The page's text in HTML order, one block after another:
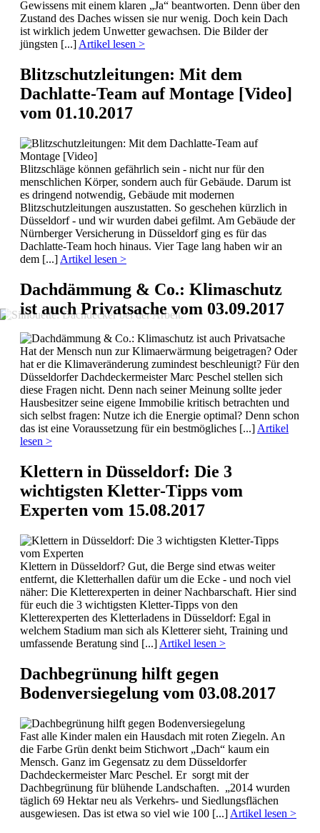
Gewissens mit einem klaren „Ja“ beantworten. Denn über den
Zustand des Daches wissen sie nur wenig. Doch kein Dach
ist wirklich jedem Unwetter gewachsen. Die Bilder der
jüngsten [...] Artikel lesen >
Blitzschutzleitungen: Mit dem
Dachlatte-Team auf Montage [Video]
vom 01.10.2017
Blitzschläge können gefährlich sein - nicht nur für den
menschlichen Körper, sondern auch für Gebäude. Darum ist
es dringend notwendig, Gebäude mit modernen
Blitzschutzleitungen auszustatten. So geschehen kürzlich in
Düsseldorf - und wir wurden dabei gefilmt. Am Gebäude der
Nürnberger Versicherung in Düsseldorf ging es für das
Dachlatte-Team hoch hinaus. Vier Tage lang haben wir an
dem [...] Artikel lesen >
Dachdämmung & Co.: Klimaschutz
ist auch Privatsachevom 03.09.2017
Hat der Mensch nun zur Klimaerwärmung beigetragen? Oder
hat er die Klimaveränderung zumindest beschleunigt? Für den
Düsseldorfer Dachdeckermeister Marc Peschel stellen sich
diese Fragen nicht. Denn nach seiner Meinung sollte jeder
Hausbesitzer seine eigene Immobilie kritisch betrachten und
sich selbst fragen: Nutze ich die Energie optimal? Denn schon
das ist eine Voraussetzung für ein bestmögliches [...]Artikel
lesen >
Klettern in Düsseldorf: Die 3
wichtigsten Kletter-Tipps vom
Experten vom 15.08.2017
Klettern in Düsseldorf? Gut, die Berge sind etwas weiter
entfernt, die Kletterhallen dafür um die Ecke - und noch viel
näher: Die Kletterexperten in deiner Nachbarschaft. Hier sind
für euch die 3 wichtigsten Kletter-Tipps von den
Kletterexperten des Kletterladens in Düsseldorf: Egal in
welchem Stadium man sich als Kletterer sieht, Training und
umfassende Beratung sind [...] Artikel lesen >
Dachbegrünung hilft gegen
Bodenversiegelung vom 03.08.2017
Fast alle Kinder malen ein Hausdach mit roten Ziegeln. An
die Farbe Grün denkt beim Stichwort „Dach“ kaum ein
Mensch. Ganz im Gegensatz zu dem Düsseldorfer
Dachdeckermeister Marc Peschel. Er sorgt mit der
Dachbegrünung für blühende Landschaften. „2014 wurden
täglich 69 Hektar neu als Verkehrs- und Siedlungsflächen
ausgewiesen. Das ist etwa so viel wie 100 [...] Artikel lesen >